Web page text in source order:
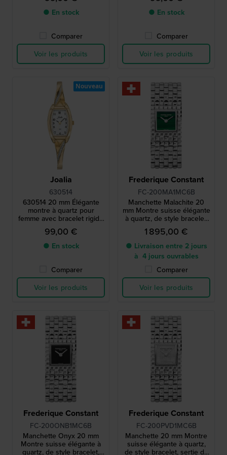
● En stock
Comparer
Voir les produits
● En stock
Comparer
Voir les produits
Joalia
630514
630514 20 mm Élégante
montre à quartz pour
femme avec bracelet rigide
et cristaux.
99,00 €
● En stock
Comparer
Voir les produits
Nouveau
Frederique Constant
FC-200MA1MC6B
Manchette Malachite 20
mm Montre suisse élégante
à quartz, de style bracelet,
avec cadran en malachite.
1 895,00 €
● Livraison entre 2 jours
à 4 jours ouvrables
Comparer
Voir les produits
Frederique Constant
FC-200ONB1MC6B
Manchette Onyx 20 mm
Montre suisse élégante à
quartz, de style bracelet,
Frederique Constant
FC-200PVD1MC6B
Manchette 20 mm Montre
suisse élégante à quartz,
de style bracelet, sertie de